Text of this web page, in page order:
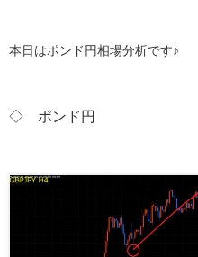
本日はポンド円相場分析です♪
◇ ポンド 円